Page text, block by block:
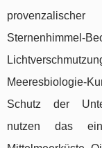
Meeresbiologie-
Schutz der
nutzen das